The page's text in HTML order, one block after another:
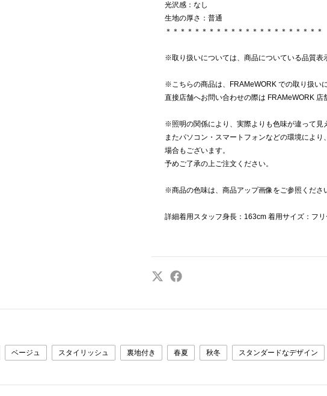
光沢感：なし
生地の厚さ：普通
＊＊＊＊＊＊＊＊＊＊＊＊＊＊＊＊＊＊＊＊＊＊
※取り扱いについては、商品についている品質表
※こちらの商品は、FRAMeWORK での取り扱いに
直接店舗へお問い合わせの際は FRAMeWORK 店
※照明の関係により、実際よりも色味が違って見
またパソコン・スマートフォンなどの環境によ
場合もございます。
予めご了承の上ご注文ください。
※商品の色味は、商品アップ画像をご参照くださ
詳細着用スタッフ身長：163cm 着用サイズ：フリ
ベージュ スタイリッシュ 裏地付き 春夏 秋冬 スタンダードなデザイン